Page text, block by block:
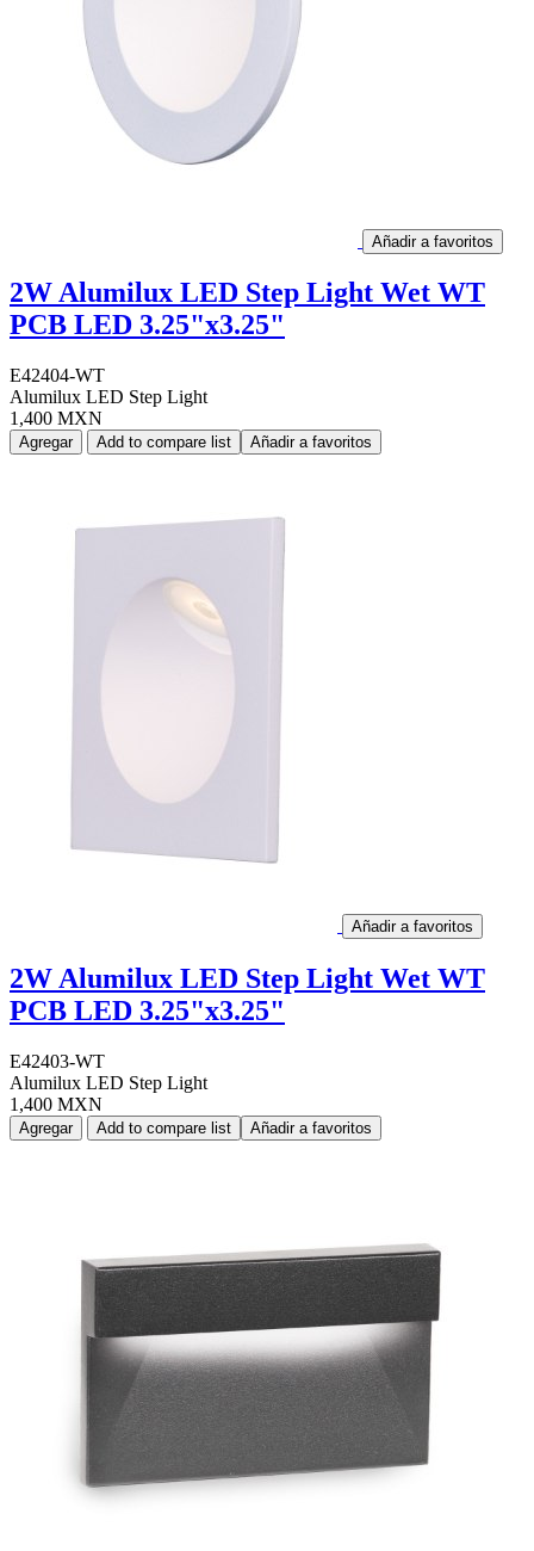
Añadir a favoritos
2W Alumilux LED Step Light Wet WT
PCB LED 3.25"x3.25"
E42404-WT
Alumilux LED Step Light
1,400 MXN
Agregar Add to compare list Añadir a favoritos
Añadir a favoritos
2W Alumilux LED Step Light Wet WT
PCB LED 3.25"x3.25"
E42403-WT
Alumilux LED Step Light
1,400 MXN
Agregar Add to compare list Añadir a favoritos